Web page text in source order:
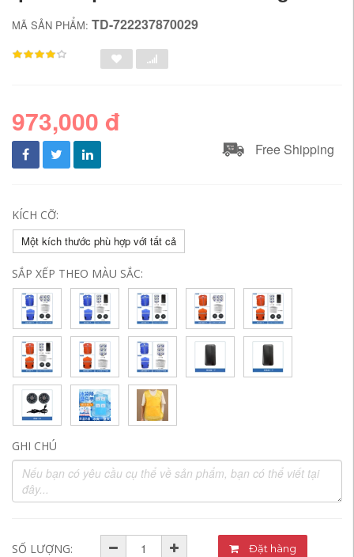
MÃ SẢN PHẨM: TD-722237870029
973,000 đ
Free Shipping
KÍCH CỠ:
Một kích thước phù hợp với tất cả
SẮP XẾP THEO MÀU SẮC:
GHI CHÚ
SỐ LƯỢNG: Đặt hàng